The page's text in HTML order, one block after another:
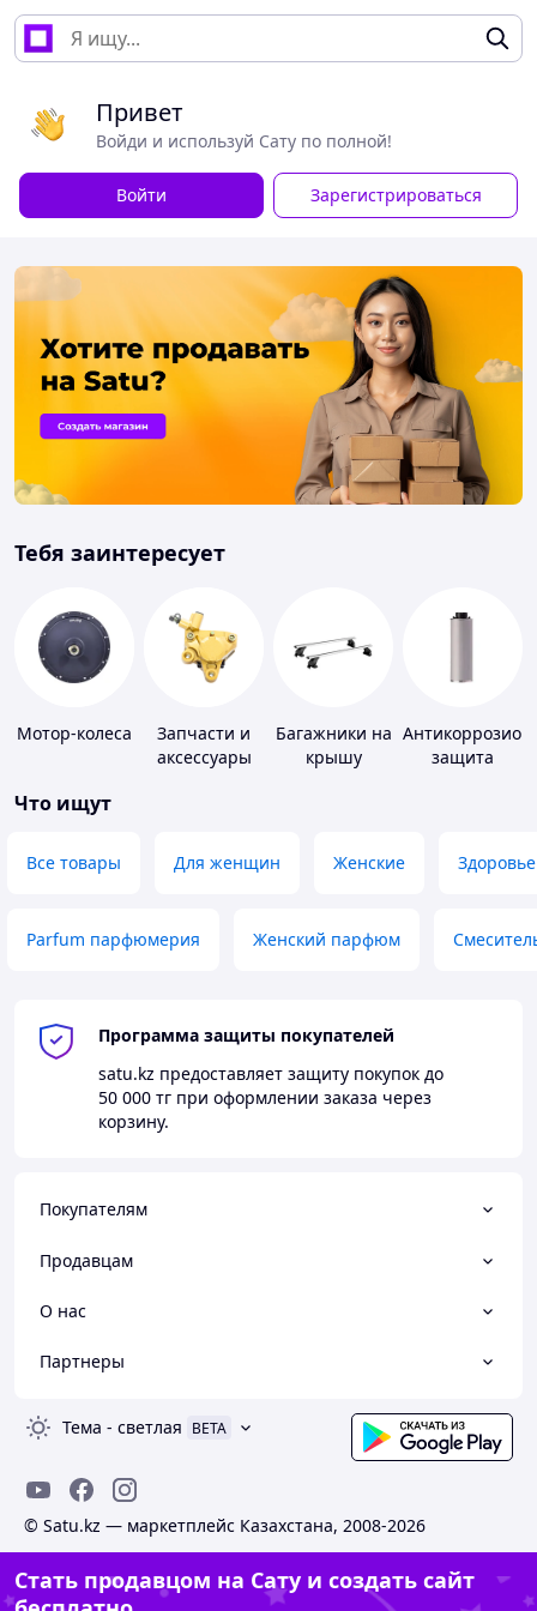
Привет
Войди и используй Сату по полной!
Войти Зарегистрироваться
Тебя заинтересует
Мотор-колеса
Запчасти и
аксессуары
Багажники на
крышу
защита
Что ищут
Все товары Для женщин Женские Здоровье
Parfum парфюмерия Женский парфюм
Программа защиты покупателей
satu.kz предоставляет защиту покупок до
50 000 тг при оформлении заказа через
корзину.
Покупателям
Продавцам
О нас
Партнеры
Тема - светлая BETA
© Satu.kz — маркетплейс Казахстана, 2008-2026
Стать продавцом на Сату и создать сайт